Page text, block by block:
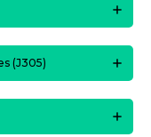
(J305)